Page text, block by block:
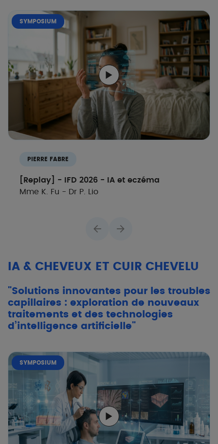
SYMPOSIUM
PIERRE FABRE
[Replay] - IFD 2026 - IA et eczéma
Mme K. Fu - Dr P. Lio
IA & CHEVEUX ET CUIR CHEVELU
"Solutions innovantes pour les troubles
capillaires : exploration de nouveaux
traitements et des technologies
d’intelligence artificielle"
SYMPOSIUM